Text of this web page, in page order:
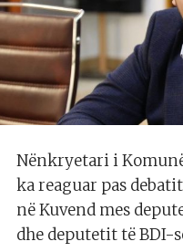
Nënkryetari i
ka reaguar pas
në Kuvend mes
dhe deputetit të BDI-